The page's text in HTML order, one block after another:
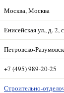
Москва, Москва
Енисейская ул., д. 2,
Петровско-
+7 (495) 989-20-25
Строительно-